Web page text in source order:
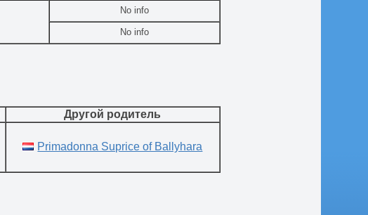
No info
No info
Другой родитель
Primadonna Suprice of Ballyhara